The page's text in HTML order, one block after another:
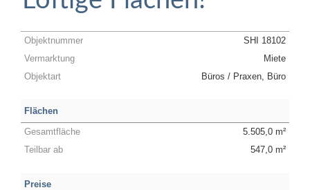
Objektnummer
SHI 18102
Vermarktung
Miete
Objektart
Büros / Praxen, Büro
Flächen
Gesamtfläche
5.505,0 m²
Teilbar ab
547,0 m²
Preise